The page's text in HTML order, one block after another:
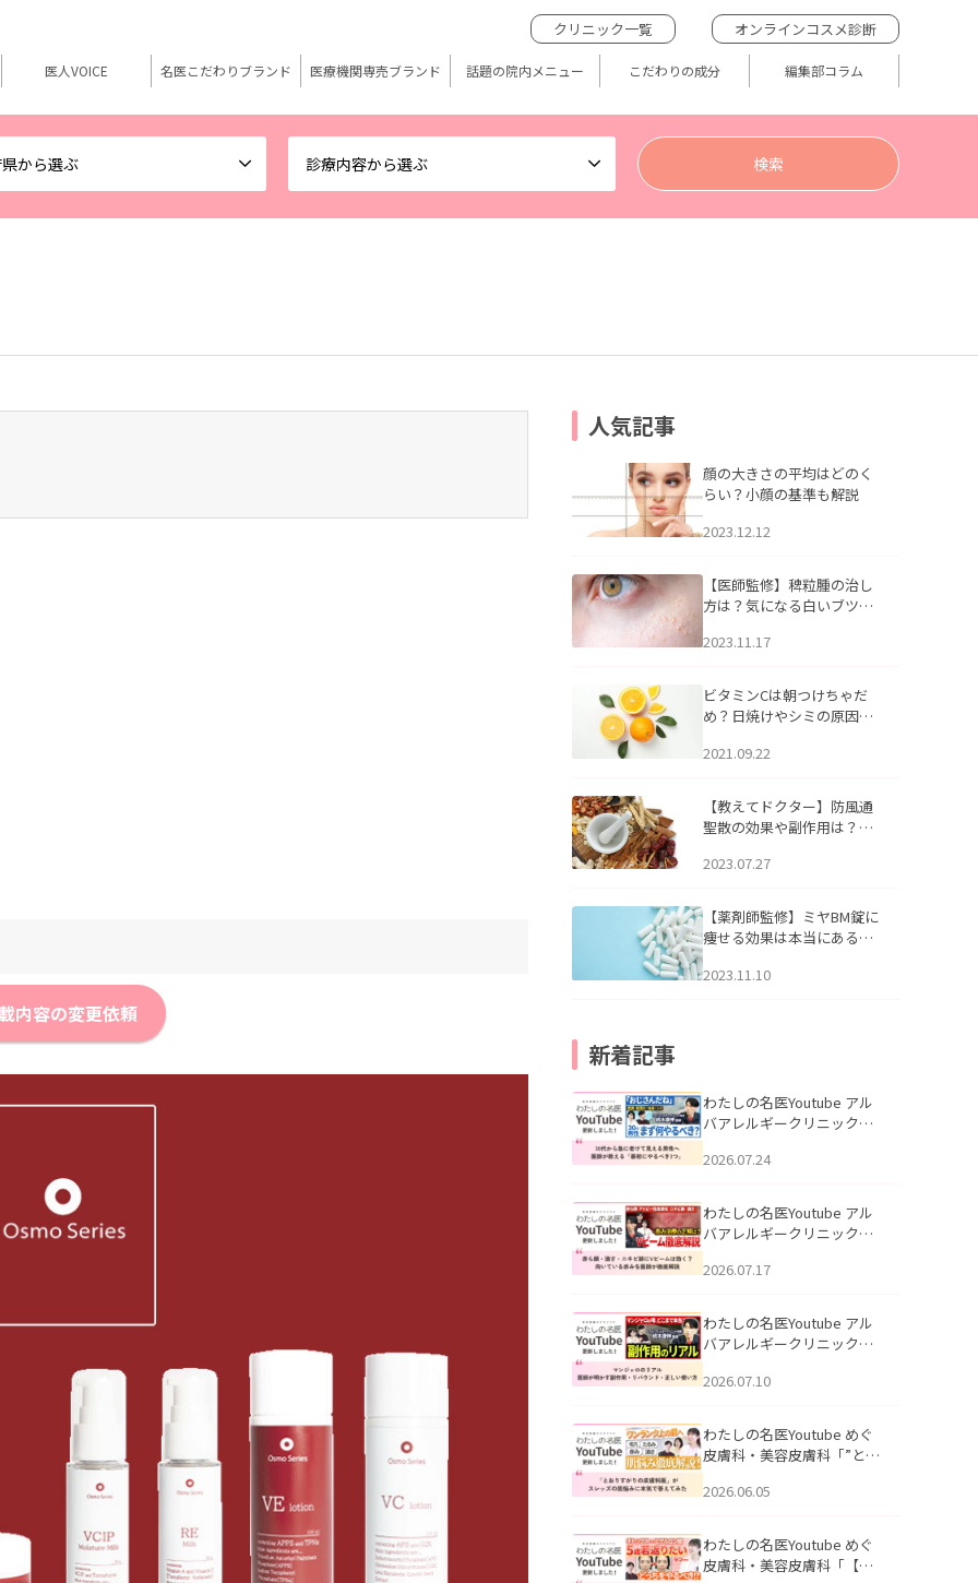
から選ぶ 診療内容から選ぶ
クリニック一覧 オンラインコスメ診断
医人VOICE 名医こだわりブランド 医療機関専売ブランド 話題の院内メニュー こだわりの成分 編集部コラム
内容の変更依頼
人気記事
顔の大きさの平均はどのく
らい？小顔の基準も解説
2023.12.12
【医師監修】稗粒腫の治し
方は？気になる白いブツブ
アについて
2023.11.17
ビタミンCは朝つけちゃだ
め？日焼けやシミの原因に
2021.09.22
【教えてドクター】防風通
聖散の効果や副作用は？長
2023.07.27
【薬剤師監修】ミヤBM錠に
痩せる効果は本当にある
2023.11.10
新着記事
わたしの名医Youtube アル
バアレルギークリニック札
える男性へ｜医師が教える
公開いたしました。
2026.07.24
わたしの名医Youtube アル
バアレルギークリニック札
跡にVビームは効く？向いて
説」を公開いたしました。
2026.07.17
わたしの名医Youtube アル
バアレルギークリニック札
医師が明かす副作用・リバ
公開いたしました。
2026.07.10
わたしの名医Youtube めぐ
皮膚科・美容皮膚科「”とお
ッズの肌悩みに本気で答え
た。
2026.06.05
わたしの名医Youtube めぐ
皮膚科・美容皮膚科「【ヒ